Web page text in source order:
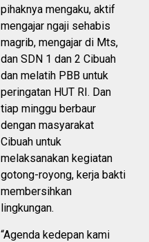
pihaknya mengaku, aktif
mengajar ngaji sehabis
magrib, mengajar di Mts,
dan SDN 1 dan 2 Cibuah
dan melatih PBB untuk
peringatan HUT RI. Dan
tiap minggu berbaur
dengan masyarakat
Cibuah untuk
melaksanakan kegiatan
gotong-royong, kerja bakti
membersihkan
lingkungan.
“Agenda kedepan kami